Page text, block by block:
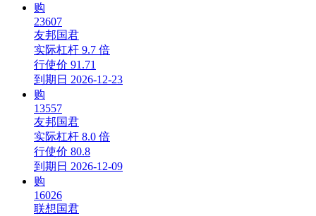
购
23607
友邦国君
实际杠杆 9.7 倍
行使价 91.71
到期日 2026-12-23
购
13557
友邦国君
实际杠杆 8.0 倍
行使价 80.8
到期日 2026-12-09
购
16026
联想国君